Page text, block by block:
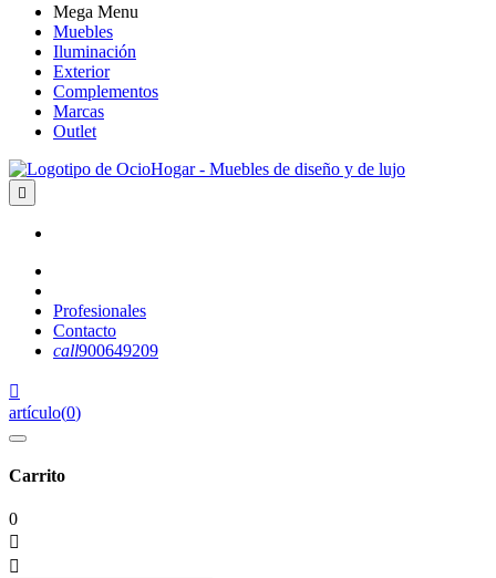
Mega Menu
Muebles
Iluminación
Exterior
Complementos
Marcas
Outlet

Profesionales
Contacto
call900649209

artículo(0)
Carrito
0

